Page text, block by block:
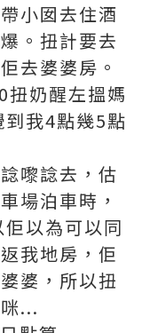
小囡去住酒
。扭計要去
去婆婆房。
奶醒左搵媽
我4點幾5點
嚟諗去，估
場泊車時，
以為可以同
我地房，佢
婆，所以扭
...